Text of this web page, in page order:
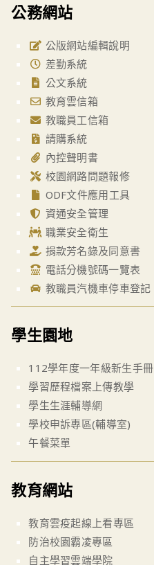
公務網站
公版網站編輯說明
差勤系統
公文系統
教育雲信箱
教職員工信箱
請購系統
內控聲明書
校園網路問題報修
ODF文件應用工具
資通安全管理
職業安全衛生
捐款芳名錄及同意書
電話分機號碼一覽表
教職員汽機車停車登記
學生園地
112學年度一年級新生手冊
學習歷程檔案上傳教學
學生生涯輔導網
學校申訴專區(輔導室)
午餐菜單
教育網站
教育雲疫起線上看專區
防治校園霸凌專區
自主學習雲端學院